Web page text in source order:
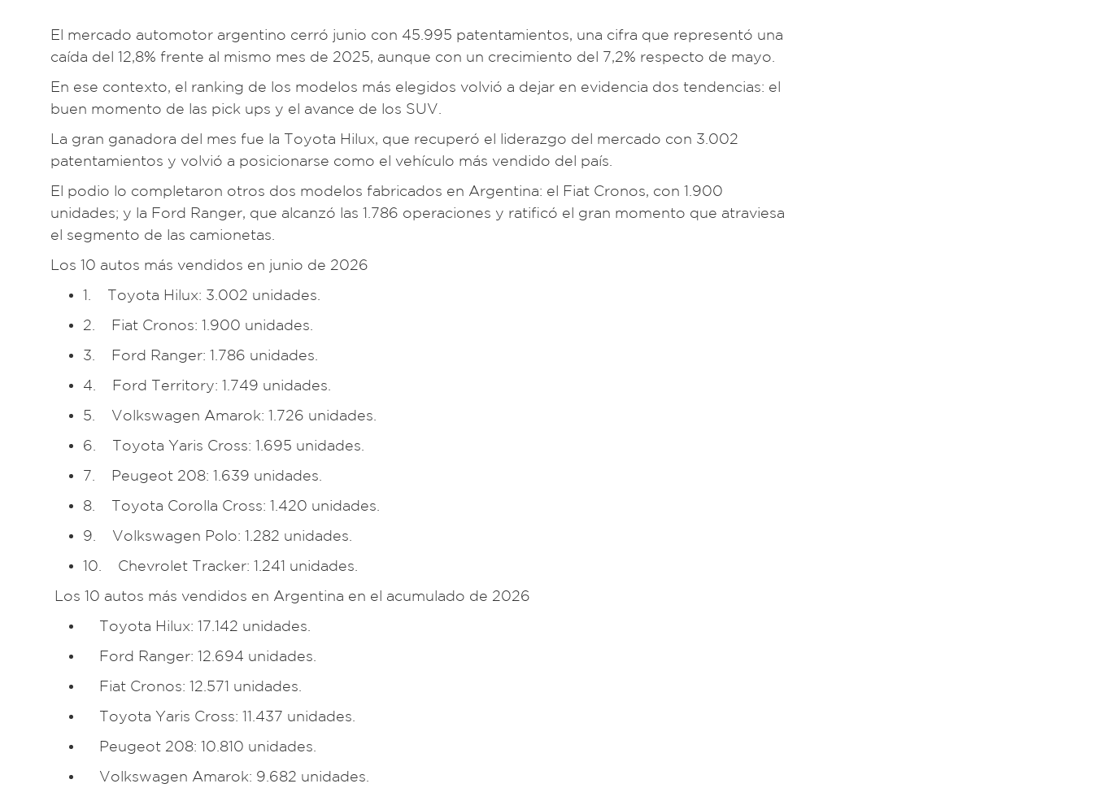
El mercado automotor argentino cerró junio con 45.995 patentamientos, una cifra que representó una
caída del 12,8% frente al mismo mes de 2025, aunque con un crecimiento del 7,2% respecto de mayo.
En ese contexto, el ranking de los modelos más elegidos volvió a dejar en evidencia dos tendencias: el
buen momento de las pick ups y el avance de los SUV.
La gran ganadora del mes fue la Toyota Hilux, que recuperó el liderazgo del mercado con 3.002
patentamientos y volvió a posicionarse como el vehículo más vendido del país.
El podio lo completaron otros dos modelos fabricados en Argentina: el Fiat Cronos, con 1.900
unidades; y la Ford Ranger, que alcanzó las 1.786 operaciones y ratificó el gran momento que atraviesa
el segmento de las camionetas.
Los 10 autos más vendidos en junio de 2026
1. Toyota Hilux: 3.002 unidades.
2. Fiat Cronos: 1.900 unidades.
3. Ford Ranger: 1.786 unidades.
4. Ford Territory: 1.749 unidades.
5. Volkswagen Amarok: 1.726 unidades.
6. Toyota Yaris Cross: 1.695 unidades.
7. Peugeot 208: 1.639 unidades.
8. Toyota Corolla Cross: 1.420 unidades.
9. Volkswagen Polo: 1.282 unidades.
10. Chevrolet Tracker: 1.241 unidades.
Los 10 autos más vendidos en Argentina en el acumulado de 2026
Toyota Hilux: 17.142 unidades.
Ford Ranger: 12.694 unidades.
Fiat Cronos: 12.571 unidades.
Toyota Yaris Cross: 11.437 unidades.
Peugeot 208: 10.810 unidades.
Volkswagen Amarok: 9.682 unidades.